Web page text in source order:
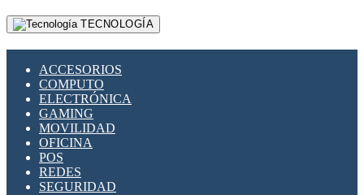
FOTOVOLTÁICOS
MONTAJE PANEL SOLAR
SUPRESOR DE TRANSIENTES SPDS PARA
APLICACIONES FOTOVOLTAICAS
TECNOLOGÍA
ACCESORIOS
COMPUTO
ELECTRÓNICA
GAMING
MOVILIDAD
OFICINA
POS
REDES
SEGURIDAD